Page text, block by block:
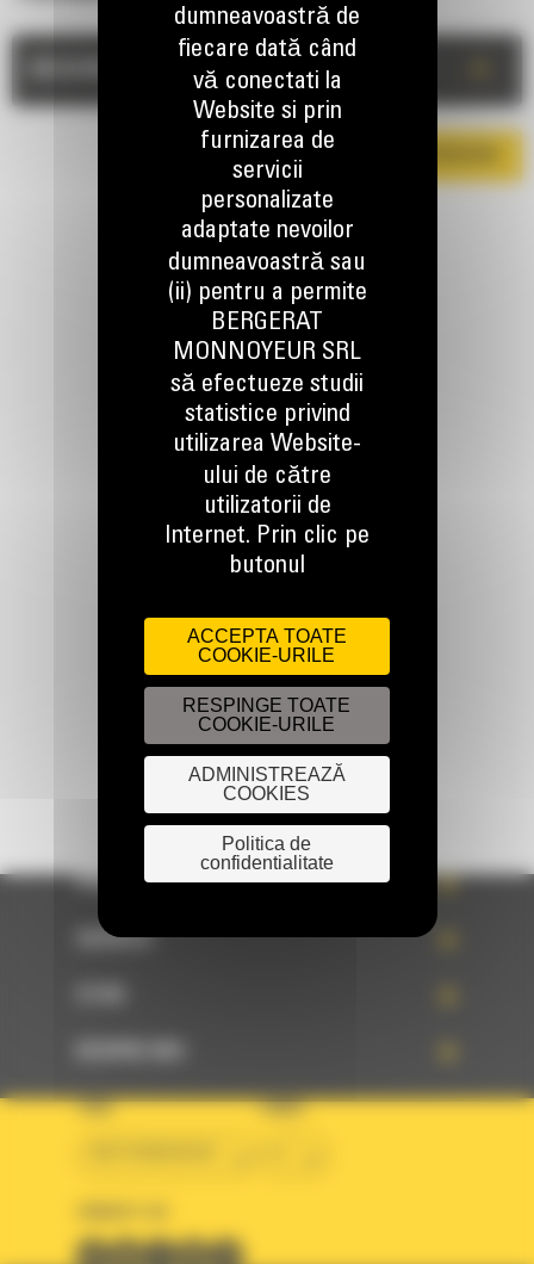
TINEM LEGATURA
0800 89 10 10
Scrieti-ne
TRIMITETI O CERERE
PRODUSE
SERVICII
TARA LIMBA
dumneavoastră de
fiecare dată când
vă conectati la
Website si prin
furnizarea de
servicii
personalizate
adaptate nevoilor
dumneavoastră sau
(ii) pentru a permite
BERGERAT
MONNOYEUR SRL
să efectueze studii
statistice privind
utilizarea Website-
ului de către
utilizatorii de
Internet. Prin clic pe
butonul
ACCEPTA TOATE
COOKIE-URILE
RESPINGE TOATE
COOKIE-URILE
ADMINISTREAZĂ
COOKIES
Politica de
confidentialitate